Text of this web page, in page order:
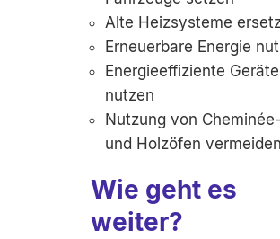
Alte Heizsysteme
Erneuerbare Energie
Energieeffiziente Geräte
nutzen
Nutzung von Cheminée-
und Holzöfen vermeiden
Wie geht es
weiter?